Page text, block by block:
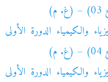
والكيمياء الدورة الأولى
والكيمياء الدورة الأولى